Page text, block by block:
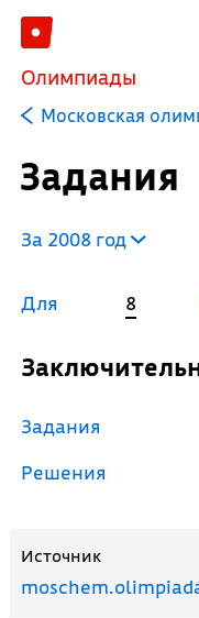
Олимпиады
Московская
Задания
За 2008 год
Для 8
Задания
Решения
Источник